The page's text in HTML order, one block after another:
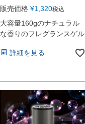
販売価格 ¥1,320税込
大容量160gのナチュラル
な香りのフレグランスゲル
詳細を見る